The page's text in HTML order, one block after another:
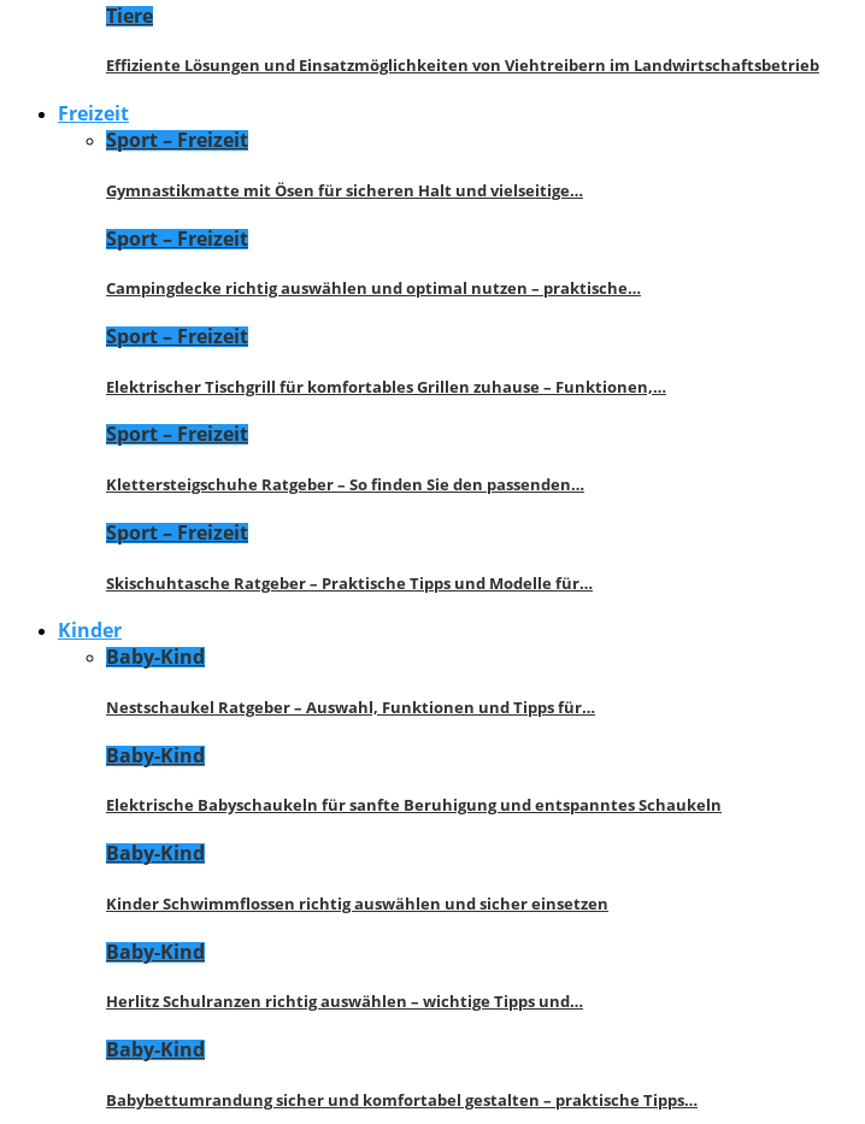
Tiere
Effiziente Lösungen und Einsatzmöglichkeiten von Viehtreibern im Landwirtschaftsbetrieb
Freizeit
Sport – Freizeit
Gymnastikmatte mit Ösen für sicheren Halt und vielseitige…
Sport – Freizeit
Campingdecke richtig auswählen und optimal nutzen – praktische…
Sport – Freizeit
Elektrischer Tischgrill für komfortables Grillen zuhause – Funktionen,…
Sport – Freizeit
Klettersteigschuhe Ratgeber – So finden Sie den passenden…
Sport – Freizeit
Skischuhtasche Ratgeber – Praktische Tipps und Modelle für…
Kinder
Baby-Kind
Nestschaukel Ratgeber – Auswahl, Funktionen und Tipps für…
Baby-Kind
Elektrische Babyschaukeln für sanfte Beruhigung und entspanntes Schaukeln
Baby-Kind
Kinder Schwimmflossen richtig auswählen und sicher einsetzen
Baby-Kind
Herlitz Schulranzen richtig auswählen – wichtige Tipps und…
Baby-Kind
Babybettumrandung sicher und komfortabel gestalten – praktische Tipps…